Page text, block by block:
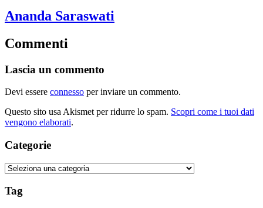
Ananda Saraswati
Commenti
Lascia un commento
Devi essere connesso per inviare un commento.
Questo sito usa Akismet per ridurre lo spam. Scopri come i tuoi dati
vengono elaborati.
Categorie
Categorie
Tag